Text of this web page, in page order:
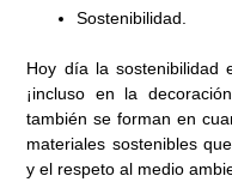
Sostenibilidad.
Hoy día la sostenibilidad
¡incluso en la
también se forman en
materiales sostenibles
y el respeto al medio